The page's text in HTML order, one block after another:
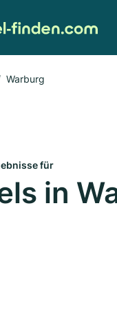
Warburg
für
in